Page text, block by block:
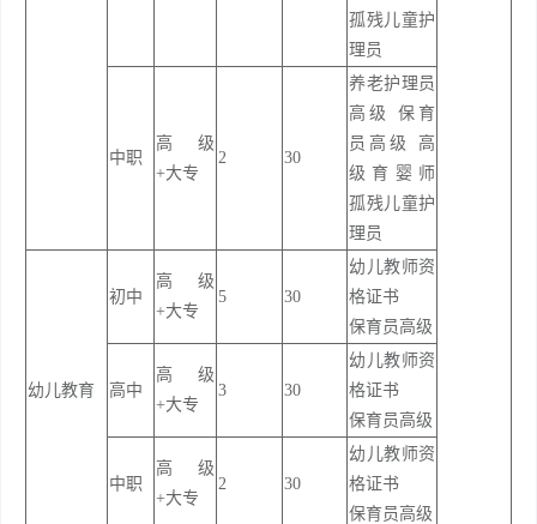
孤残儿童护
理员
中职
高级
+大专
2 30
养老护理员
高级 保育
员高级 高
级育婴师
孤残儿童护
理员
幼儿教育
初中
高级
+大专
5 30
幼儿教师资
格证书
保育员高级
高中
高级
+大专
3 30
幼儿教师资
格证书
保育员高级
中职
高级
+大专
2 30
幼儿教师资
格证书
保育员高级